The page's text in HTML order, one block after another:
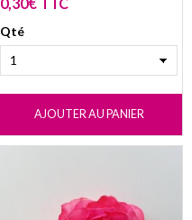
Qté
AJOUTER AU PANIER